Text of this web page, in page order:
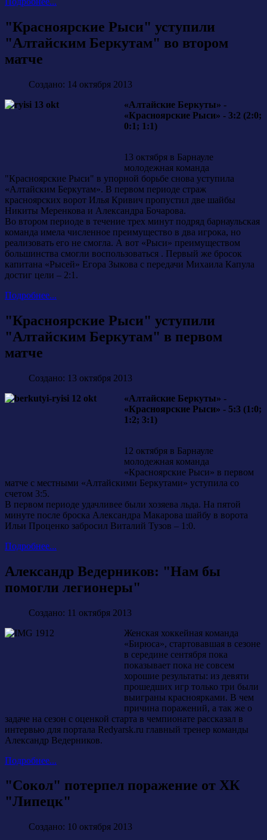
"Красноярские Рыси" уступили
"Алтайским Беркутам" во втором
матче
Создано: 14 октября 2013
«Алтайские Беркуты» -
«Красноярские Рыси» - 3:2 (2:0;
0:1; 1:1)
13 октября в Барнауле
молодежная команда
"Красноярские Рыси" в упорной борьбе снова уступила
«Алтайским Беркутам». В первом периоде страж
красноярских ворот Илья Кривич пропустил две шайбы
Никиты Меренкова и Александра Бочарова.
Во втором периоде в течение трех минут подряд барнаульская
команда имела численное преимущество в два игрока, но
реализовать его не смогла. А вот «Рыси» преимуществом
большинства смогли воспользоваться . Первый же бросок
капитана «Рысей» Егора Зыкова с передачи Михаила Капула
достиг цели – 2:1.
Подробнее...
"Красноярские Рыси" уступили
"Алтайским Беркутам" в первом
матче
Создано: 13 октября 2013
«Алтайские Беркуты» -
«Красноярские Рыси» - 5:3 (1:0;
1:2; 3:1)
12 октября в Барнауле
молодежная команда
«Красноярские Рыси» в первом
матче с местными «Алтайскими Беркутами» уступила со
счетом 3:5.
В первом периоде удачливее были хозяева льда. На пятой
минуте после броска Александра Макарова шайбу в ворота
Ильи Проценко забросил Виталий Тузов – 1:0.
Подробнее...
Александр Ведерников: "Нам бы
помогли легионеры"
Создано: 11 октября 2013
Женская хоккейная команда
«Бирюса», стартовавшая в сезоне
в середине сентября пока
показывает пока не совсем
хорошие результаты: из девяти
прошедших игр только три были
выиграны красноярками. В чем
причина поражений, а так же о
задаче на сезон с оценкой старта в чемпионате рассказал в
интервью для портала Redyarsk.ru главный тренер команды
Александр Ведерников.
Подробнее...
"Сокол" потерпел поражение от ХК
"Липецк"
Создано: 10 октября 2013